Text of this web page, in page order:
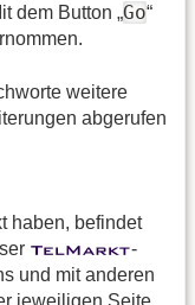
dem Button „Go“
weitere
abgerufen
haben, befindet
-
und mit anderen
jeweiligen Seite